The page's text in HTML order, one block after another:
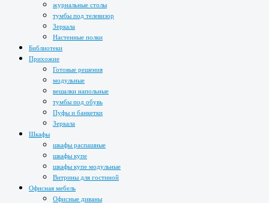
журнальные столы
тумбы под телевизор
Зеркала
Настенные полки
Библиотеки
Прихожие
Готовые решения
модульные
вешалки напольные
тумбы под обувь
Пуфы и банкетки
Зеркала
Шкафы
шкафы распашные
шкафы купе
шкафы купе модульные
Витрины для гостиной
Офисная мебель
Офисные диваны